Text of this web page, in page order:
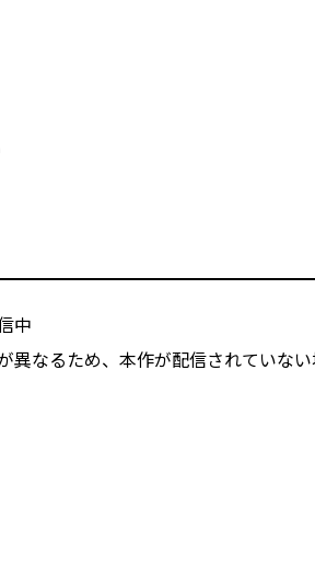
中
なるため、本作が配信されていない